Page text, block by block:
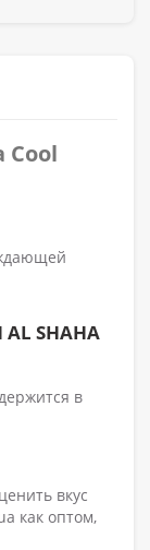
Cool
AL SHAHA
в
вкус
как оптом,